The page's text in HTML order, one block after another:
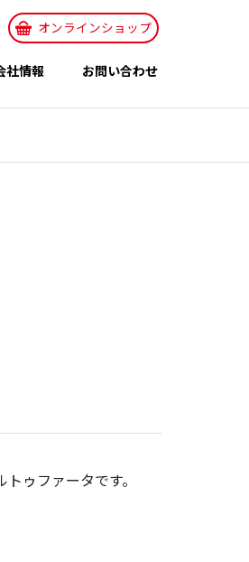
オンラインショップ
社情報 お問い合わせ
ゥファータです。